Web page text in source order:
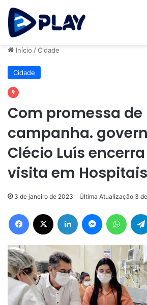
Início /Cidade
Cidade
Com promessa de
campanha.
Clécio Luís
visita em Hospitais
3 de janeiro de 2023 Última Atualização 3
Facebook Linkedin Messenger